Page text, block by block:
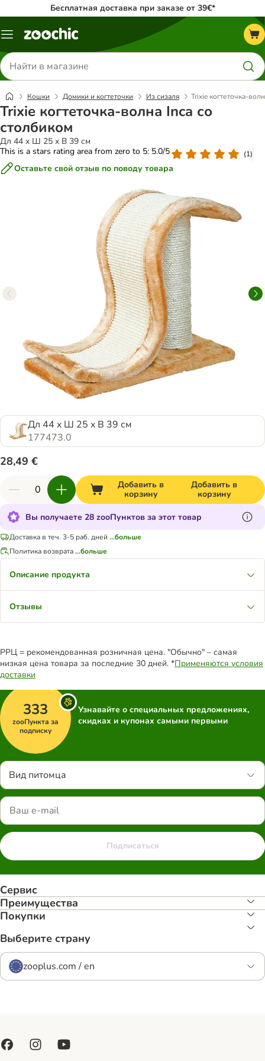
Бесплатная доставка при заказе от 39€*
Каталог
Поиск
товаров
Кошки Домики и когтеточки Из сизаля Trixie когтеточка-
Trixie когтеточка-волна Inca со
столбиком
Дл 44 x Ш 25 x В 39 см
This is a stars rating area from zero to 5: 5.0/5
(1)
Оставьте свой отзыв по поводу товара
Дл 44 x Ш 25 x В 39 см
177473.0
28,49 €
Добавить в
корзину
Добавить в
корзину
Вы получаете 28 zooПунктов за этот товар
Доставка в теч. 3-5 раб. дней ...больше
Политика возврата...больше
Описание продукта
Отзывы
РРЦ = рекомендованная розничная цена. "Обычно" – самая
низкая цена товара за последние 30 дней. *Применяются условия
доставки
333
zooПункта за
подписку
Узнавайте о специальных предложениях,
скидках и купонах самыми первыми
Вид питомца
Подписаться
Сервис
Преимуществa
Покупки
Выберите страну
zooplus.com / en